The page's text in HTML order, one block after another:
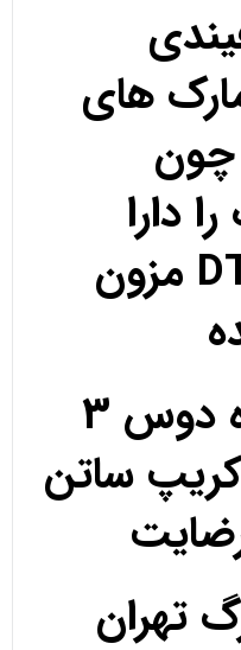
های
دارا
هستند چاپ DTF مزون
فروشی فروشگاه دوس 3
ساتن
تهران